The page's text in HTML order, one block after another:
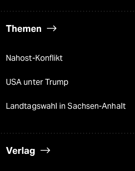
Themen
Nahost-Konflikt
USA unter Trump
Landtagswahl in Sachsen-Anhalt
Verlag